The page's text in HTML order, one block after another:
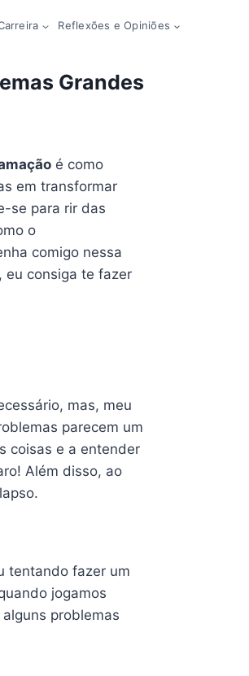
Reflexões e Opiniões
Grandes
é como
em transformar
se para rir das
o
comigo nessa
eu consiga te fazer
mas, meu
parecem um
coisas e a entender
Além disso, ao
tentando fazer um
jogamos
problemas